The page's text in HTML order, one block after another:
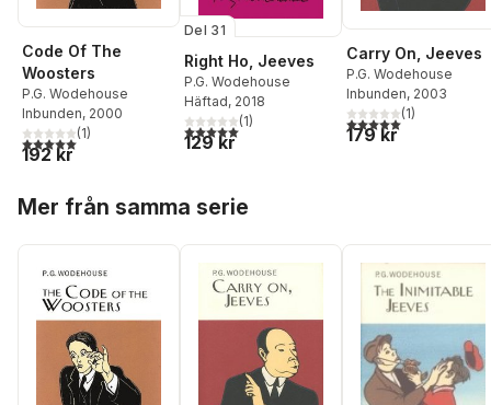
Code Of The
Woosters
P.G. Wodehouse
Inbunden, 2000
5,0utav 5 stjärnor. Totalt antal röster:
(1)
192 kr
Del 31
Right Ho, Jeeves
P.G. Wodehouse
Häftad, 2018
5,0utav 5 stjärnor. Totalt antal röster:
(1)
129 kr
Carry On, Jeeves
P.G. Wodehouse
Inbunden, 2003
5,0utav 5 stjärnor.
(1)
179 kr
Mer från samma serie